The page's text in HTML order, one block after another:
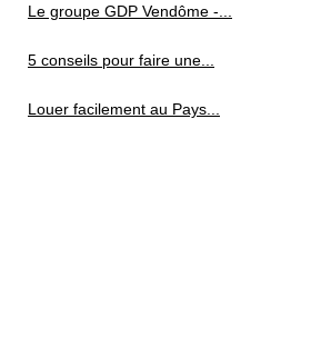
Le groupe GDP Vendôme -...
5 conseils pour faire une...
Louer facilement au Pays...